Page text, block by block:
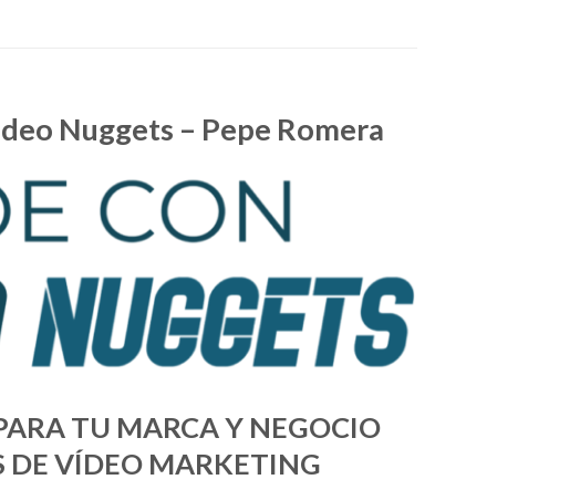
Nuggets – Pepe Romera
TU MARCA Y NEGOCIO
DE VÍDEO MARKETING